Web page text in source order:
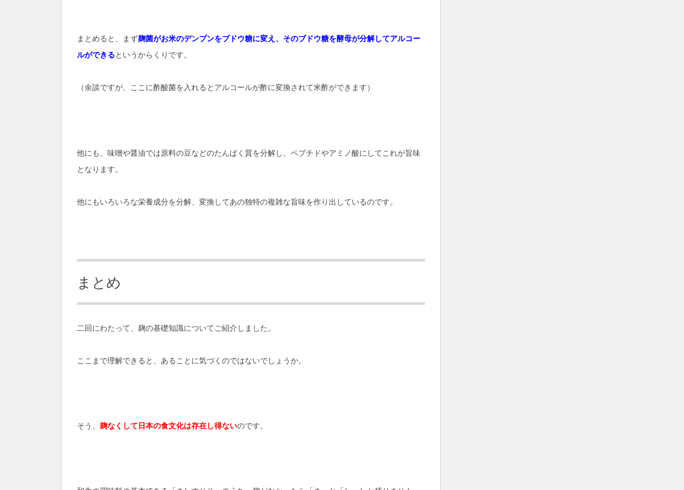
まとめると、まず麹菌がお米のデンプンをブドウ糖に変え、そのブドウ糖を酵母が分解してアルコー
ルができるというからくりです。
（余談ですが、ここに酢酸菌を入れるとアルコールが酢に変換されて米酢ができます）
他にも、味噌や醤油では原料の豆などのたんぱく質を分解し、ペプチドやアミノ酸にしてこれが旨味
となります。
他にもいろいろな栄養成分を分解、変換してあの独特の複雑な旨味を作り出しているのです。
まとめ
二回にわたって、麹の基礎知識についてご紹介しました。
ここまで理解できると、あることに気づくのではないでしょうか。
そう、 麹なくして日本の食文化は存在し得ないのです。